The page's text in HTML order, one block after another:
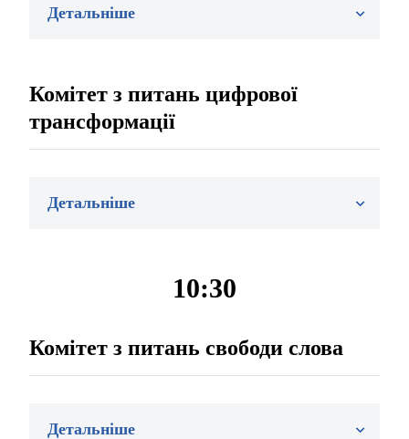
Детальніше
Комітет з питань цифрової
трансформації
Детальніше
10:30
Комітет з питань свободи слова
Детальніше